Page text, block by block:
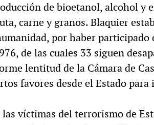
de bioetanol, alcohol y
carne y granos. Blaquier
por haber participado
de las cuales 33 siguen
lentitud de la Cámara de
favores desde el Estado
víctimas del terrorismo de